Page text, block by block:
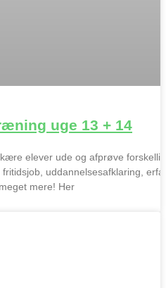
uge 13 + 14
elever ude og afprøve
uddannelsesafklaring,
mere! Her